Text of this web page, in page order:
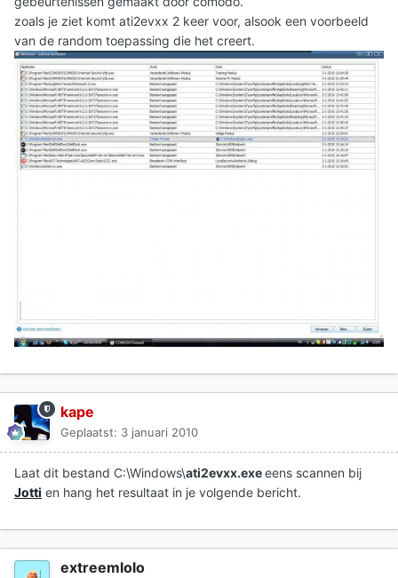
zoals je ziet komt ati2evxx 2 keer voor, alsook een voorbeeld
van de random toepassing die het creert.
kape
Geplaatst: 3 januari 2010
Laat dit bestand C:\Windows\ati2evxx.exeeens scannen bij
Jotti en hang het resultaat in je volgende bericht.
extreemlolo